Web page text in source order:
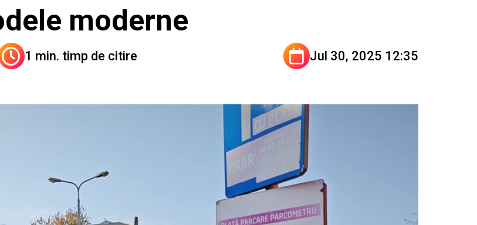
moderne
1 min. timp de citire Jul 30, 2025 12:35